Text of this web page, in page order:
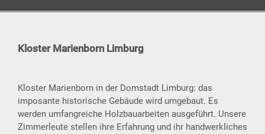
Kloster Marienborn Limburg
Kloster Marienborn in der Domstadt Limburg: das
imposante historische Gebäude wird umgebaut. Es
werden umfangreiche Holzbauarbeiten ausgeführt. Unsere
Zimmerleute stellen ihre Erfahrung und ihr handwerkliches